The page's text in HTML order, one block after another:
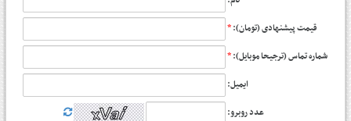
قیمت پیشنهادی (تومان):*
شماره تماس (ترجیحا موبایل):*
ایمیل:
عدد روبرو: